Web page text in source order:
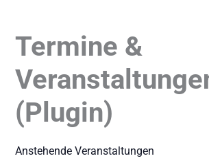
Termine &
(Plugin)
Anstehende Veranstaltungen